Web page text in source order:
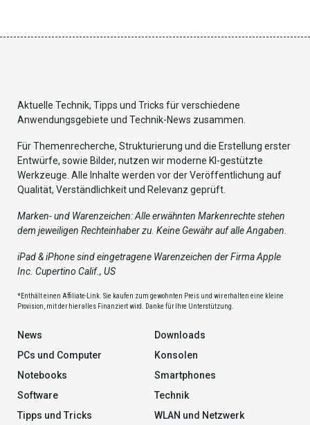
Aktuelle Technik, Tipps und Tricks für verschiedene
Anwendungsgebiete und Technik-News zusammen.
Für Themenrecherche, Strukturierung und die Erstellung erster
Entwürfe, sowie Bilder, nutzen wir moderne KI-gestützte
Werkzeuge. Alle Inhalte werden vor der Veröffentlichung auf
Qualität, Verständlichkeit und Relevanz geprüft.
Marken- und Warenzeichen: Alle erwähnten Markenrechte stehen
dem jeweiligen Rechteinhaber zu. Keine Gewähr auf alle Angaben.
iPad & iPhone sind eingetragene Warenzeichen der Firma Apple
Inc. Cupertino Calif., US
*Enthält einen Affiliate-Link. Sie kaufen zum gewohnten Preis und wir erhalten eine kleine
Provision, mit der hier alles Finanziert wird. Danke für Ihre Unterstützung.
News
Downloads
PCs und Computer
Konsolen
Notebooks
Smartphones
Software
Technik
Tipps und Tricks
WLAN und Netzwerk